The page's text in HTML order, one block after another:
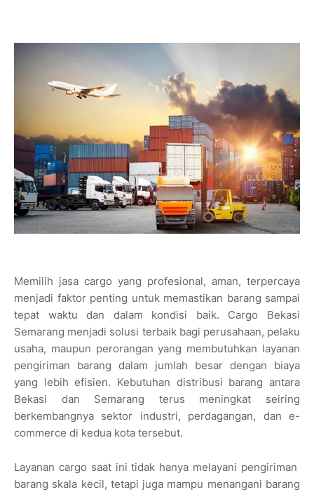
Memilih jasa cargo yang profesional, aman, terpercaya
menjadi faktor penting untuk memastikan barang sampai
tepat waktu dan dalam kondisi baik. Cargo Bekasi
Semarang menjadi solusi terbaik bagi perusahaan, pelaku
usaha, maupun perorangan yang membutuhkan layanan
pengiriman barang dalam jumlah besar dengan biaya
yang lebih efisien. Kebutuhan distribusi barang antara
Bekasi dan Semarang terus meningkat seiring
berkembangnya sektor industri, perdagangan, dan e-
commerce di kedua kota tersebut.
Layanan cargo saat ini tidak hanya melayani pengiriman
barang skala kecil, tetapi juga mampu menangani barang